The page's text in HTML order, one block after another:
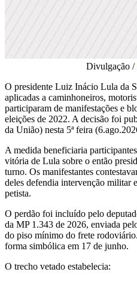
Divulgação /
O presidente Luiz Inácio Lula da
aplicadas a caminhoneiros,
participaram de manifestações e
eleições de 2022. A decisão foi
da União) nesta 5ª feira
A medida beneficiaria
vitória de Lula sobre o então
turno. Os manifestantes
deles defendia intervenção militar
petista.
O perdão foi incluído pelo
da MP 1.343 de 2026, enviada
do piso mínimo do frete
forma simbólica em 17 de junho.
O trecho vetado estabelecia: